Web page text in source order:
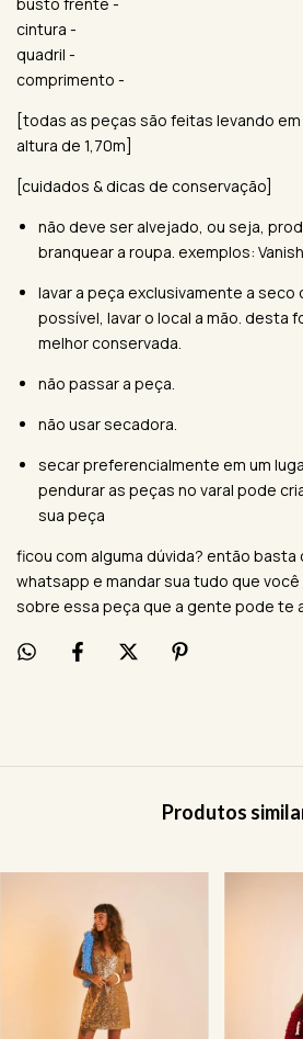
cintura -
quadril -
comprimento -
[todas as peças são feitas levando
altura de 1,70m]
[cuidados & dicas de conservação]
não deve ser alvejado, ou seja,
branquear a roupa. exemplos:
lavar a peça exclusivamente a seco
possível, lavar o local a mão. desta
melhor conservada.
não passar a peça.
não usar secadora.
secar preferencialmente em um
pendurar as peças no varal pode
sua peça
ficou com alguma dúvida? então basta
whatsapp e mandar sua tudo que
sobre essa peça que a gente pode te
Produtos